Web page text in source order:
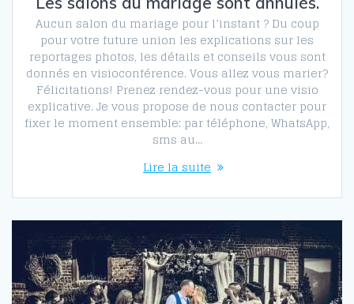
Aucun salon du mariage pour l’instant ? Du coup
pour votre future union les explications sur les
reportages photos, les détails et conseils vous sont
donnés en visioconférence. Vous allez vous marier?
Félicitations! Prenez rendez-vous pour une visio
explicative. Je vous propose de nous contacter pour
fixer le moment ensemble: par téléphone, WhatsApp,
sms au…
Lire la suite